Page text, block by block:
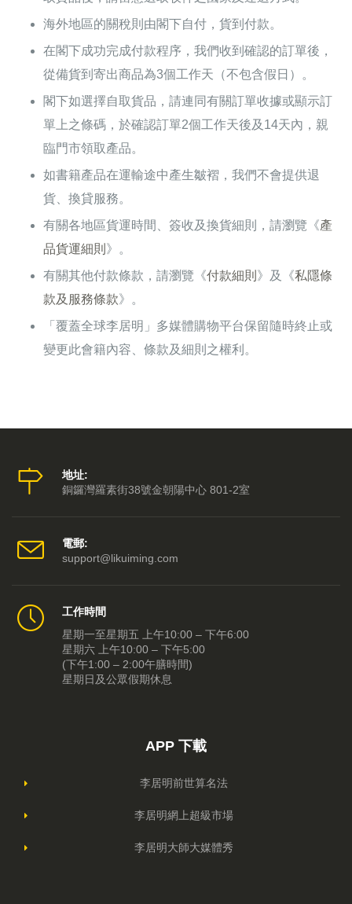
海外地區的關稅則由閣下自付，貨到付款。
在閣下成功完成付款程序，我們收到確認的訂單後，
從備貨到寄出商品為3個工作天（不包含假日）。
閣下如選擇自取貨品，請連同有關訂單收據或顯示訂
單上之條碼，於確認訂單2個工作天後及14天內，親
臨門市領取產品。
如書籍產品在運輸途中產生皺褶，我們不會提供退
貨、換貸服務。
有關各地區貨運時間、簽收及換貨細則，請瀏覽《產
品貨運細則 》。
有關其他付款條款，請瀏覽《付款細則 》及《私隱條
款及服務條款》。
「覆蓋全球李居明」多媒體購物平台保留隨時終止或
變更此會籍內容、條款及細則之權利。
地址:
銅鑼灣羅素街38號金朝陽中心 801-2室
電郵:
support@likuiming.com
工作時間
星期一至星期五 上午10:00 – 下午6:00
星期六 上午10:00 – 下午5:00
(下午1:00 – 2:00午膳時間)
星期日及公眾假期休息
APP 下載
李居明前世算名法
李居明網上超級市場
李居明大師大媒體秀